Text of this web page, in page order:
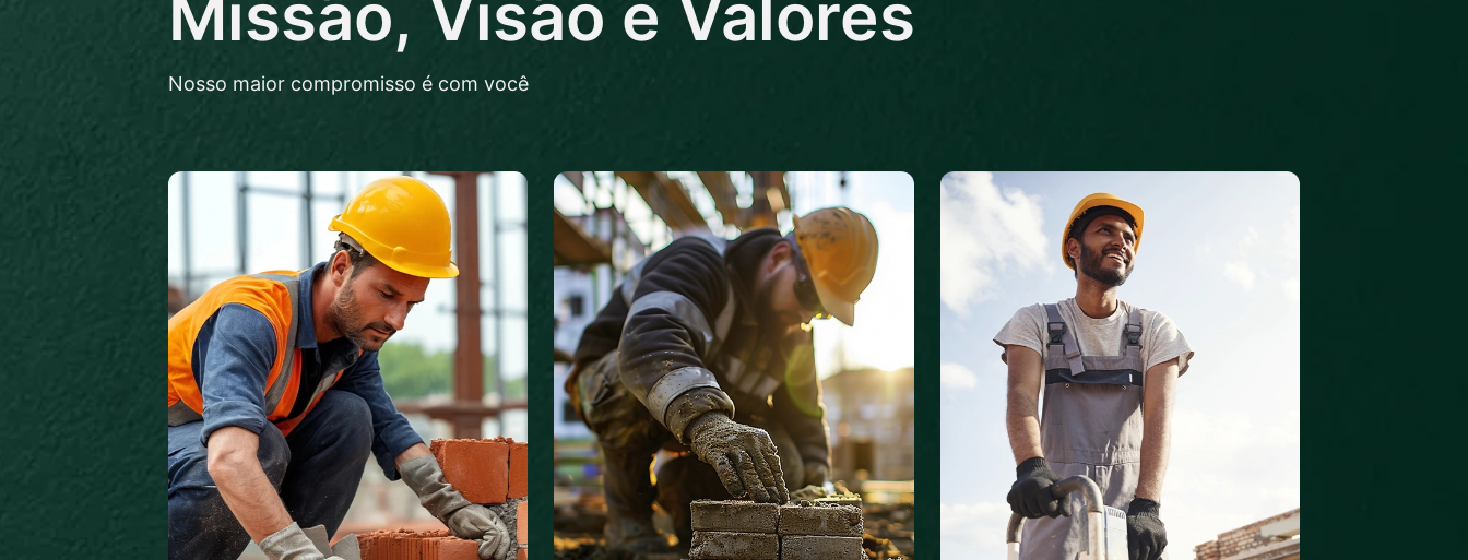
Missão, Visão e Valores
Nosso maior compromisso é com você